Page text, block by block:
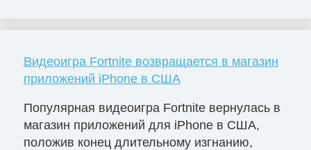
Видеоигра Fortnite возвращается в магазин
приложений iPhone в США
Популярная видеоигра Fortnite вернулась в
магазин приложений для iPhone в США,
положив конец длительному изгнанию,